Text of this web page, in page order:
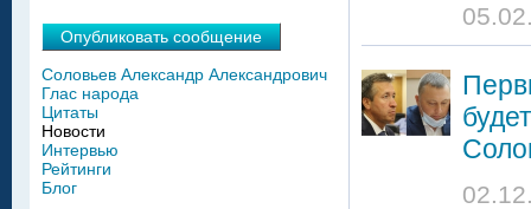
Опубликовать сообщение
Соловьев Александр Александрович
Глас народа
Цитаты
Новости
Интервью
Рейтинги
Блог